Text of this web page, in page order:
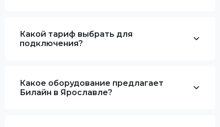
Какой тариф выбрать для
подключения?
Какое оборудование предлагает
Билайн в Ярославле?